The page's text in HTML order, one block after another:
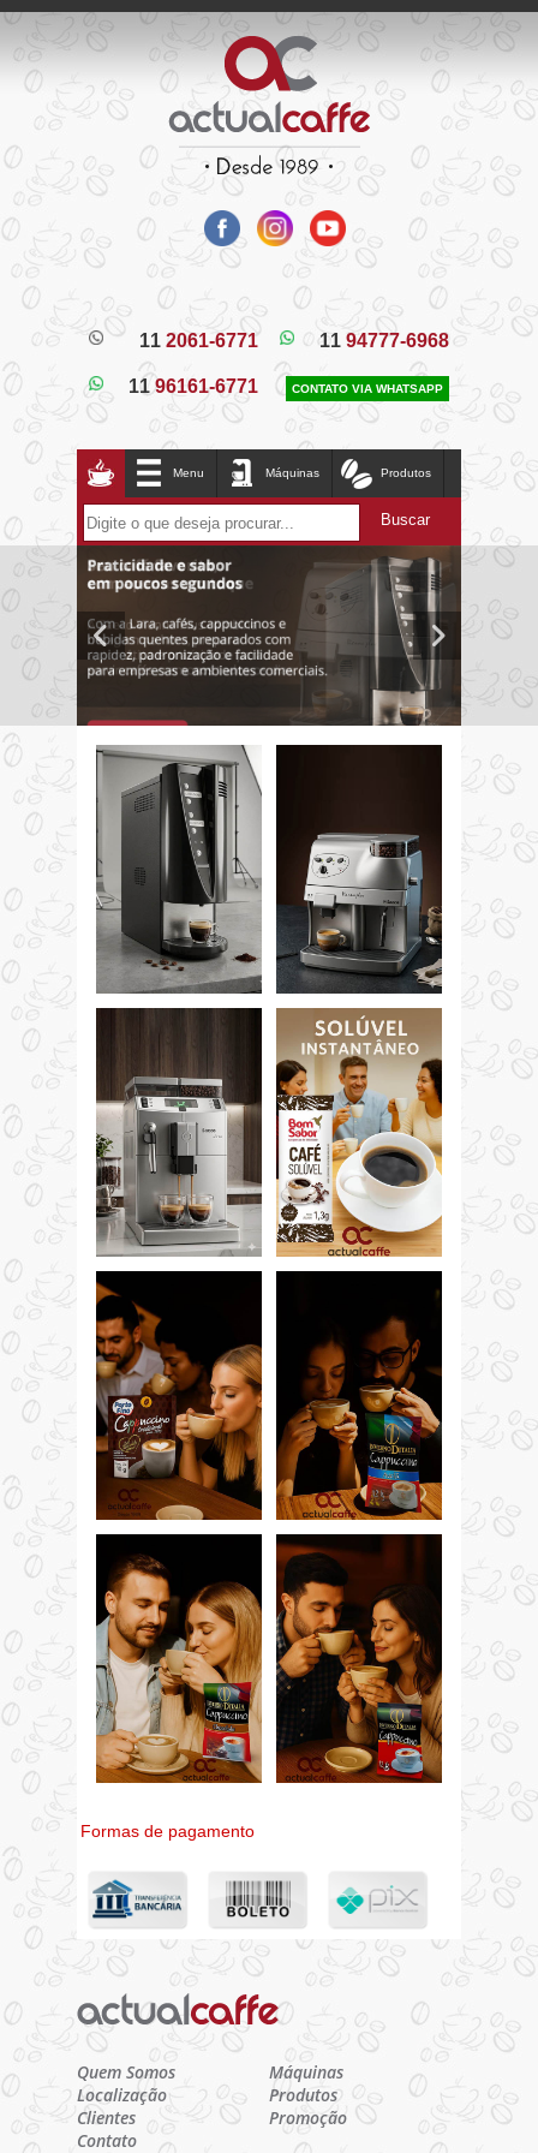
112061-6771
1196161-6771
11 94777-6968
CONTATO VIA WHATSAPP
Menu Máquinas Produtos
Formas de pagamento
Quem Somos
Localização
Clientes
Contato
Máquinas
Produtos
Promoção